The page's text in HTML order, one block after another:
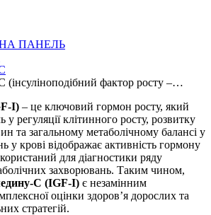
ПАНЕЛЬ
фактор росту –…
I) – це ключовий гормон росту, який
у регуляції клітинного росту, розвитку
та загальному метаболічному балансі у
у крові відображає активність гормону
для діагностики ряду
захворювань. Таким чином,
С (IGF-I) є незамінним
оцінки здоров’я дорослих та
стратегій.